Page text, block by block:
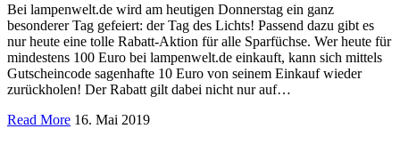
Bei lampenwelt.de wird am heutigen Donnerstag ein ganz
besonderer Tag gefeiert: der Tag des Lichts! Passend dazu gibt es
nur heute eine tolle Rabatt-Aktion für alle Sparfüchse. Wer heute für
mindestens 100 Euro bei lampenwelt.de einkauft, kann sich mittels
Gutscheincode sagenhafte 10 Euro von seinem Einkauf wieder
zurückholen! Der Rabatt gilt dabei nicht nur auf…
Read More 16. Mai 2019